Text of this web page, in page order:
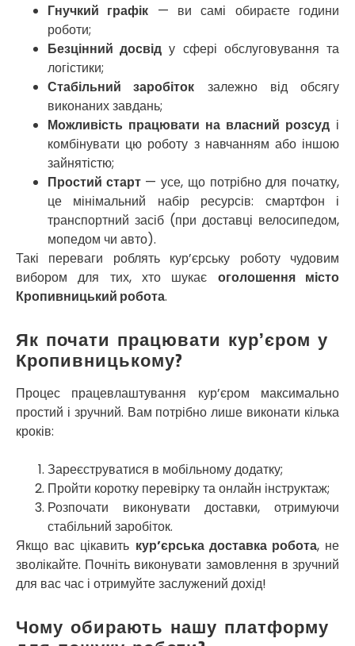
Гнучкий графік — ви самі обираєте години
роботи;
Безцінний досвід у сфері обслуговування та
логістики;
Стабільний заробіток залежно від обсягу
виконаних завдань;
Можливість працювати на власний розсуд і
комбінувати цю роботу з навчанням або іншою
зайнятістю;
Простий старт— усе, що потрібно для початку,
це мінімальний набір ресурсів: смартфон і
транспортний засіб (при доставці велосипедом,
мопедом чи авто).
Такі переваги роблять кур’єрську роботу чудовим
вибором для тих, хто шукає оголошення місто
Кропивницький робота.
Як почати працювати кур’єром у
Кропивницькому?
Процес працевлаштування кур’єром максимально
простий і зручний. Вам потрібно лише виконати кілька
кроків:
Зареєструватися в мобільному додатку;
Пройти коротку перевірку та онлайн інструктаж;
Розпочати виконувати доставки, отримуючи
стабільний заробіток.
Якщо вас цікавить кур’єрська доставка робота, не
зволікайте. Почніть виконувати замовлення в зручний
для вас час і отримуйте заслужений дохід!
Чому обирають нашу платформу
Полтава
Прилуки
Путивль
П’ятихатки
Роздільна
Решетилівка
Ромни
Рівне
Рудне
Самбір
Щасливе
Шепетівка
Шостка
Шпола
Синельникове
Славута
Слобожанське
Сміла
Сокільники
Солоницівка
Старокостянтинів
Стебник
Стоянка
Стрий
Суми
Світловодськ
Святопетрівське
Тальне
Тернопіль
Тернівка